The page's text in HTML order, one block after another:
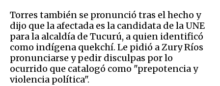
Torres también se pronunció tras el hecho y
dijo que la afectada es la candidata de la UNE
para la alcaldía de Tucurú, a quien identificó
como indígena quekchí. Le pidió a Zury Ríos
pronunciarse y pedir disculpas por lo
ocurrido que catalogó como "prepotencia y
violencia política".